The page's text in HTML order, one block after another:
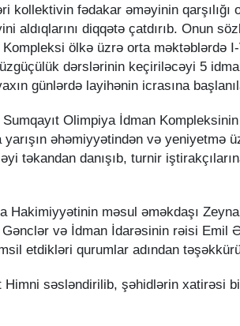
kollektivin fədakar əməyinin qarşılığı
aldıqlarını diqqətə çatdırıb. Onun
ölkə üzrə orta məktəblərdə
dərslərinin keçiriləcəyi 5
günlərdə layihənin icrasına
Olimpiya İdman
yarışın əhəmiyyətindən və yeniyetmə
təkandan danışıb, turnir
Hakimiyyətinin məsul əməkdaşı
və İdman İdarəsinin rəisi Emil
etdikləri qurumlar adından
Himni səsləndirilib, şəhidlərin xatirəsi